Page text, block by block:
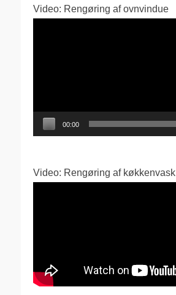
Video: Rengøring af ovnvindue
00:00
Video: Rengøring af køkkenvask